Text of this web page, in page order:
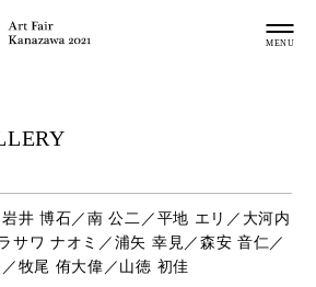
井 博石／南 公二／平地 エリ／大河内
サワ ナオミ／浦矢 幸見／森安 音仁／
牧尾 侑大偉／山徳 初佳